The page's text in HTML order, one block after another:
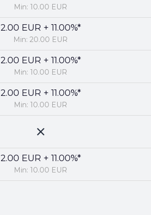
Min: 10.00 EUR
2.00 EUR + 11.00%*
Min: 20.00 EUR
2.00 EUR + 11.00%*
Min: 10.00 EUR
2.00 EUR + 11.00%*
Min: 10.00 EUR
2.00 EUR + 11.00%*
Min: 10.00 EUR